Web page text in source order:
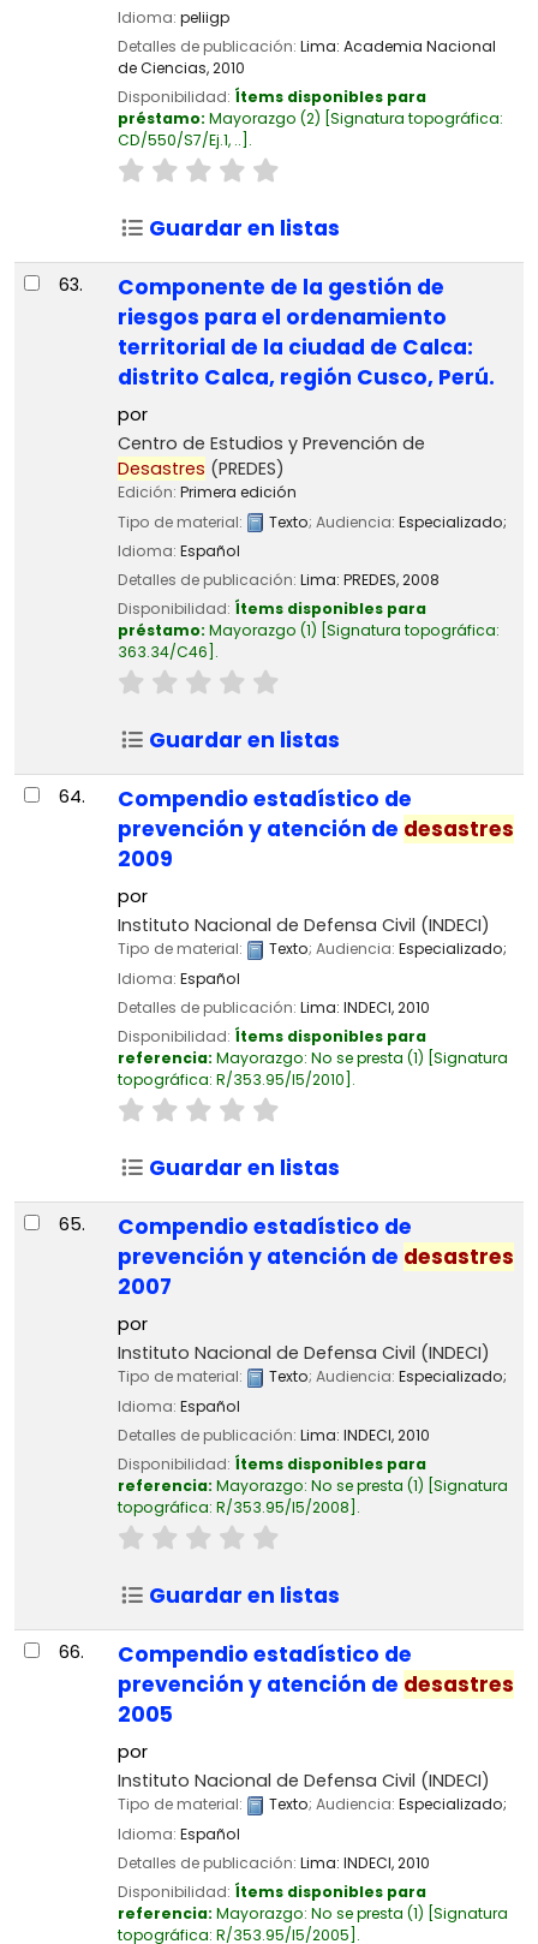
Idioma: peliigp
Detalles de publicación: Lima: Academia Nacional
de Ciencias,2010
Disponibilidad: Ítems disponibles para
préstamo: Mayorazgo (2) Signatura topográfica:
CD/550/S7/Ej.1, .. .
Guardar en listas
63.
Componente de la gestión de
riesgos para el ordenamiento
territorial de la ciudad de Calca:
distrito Calca, región Cusco, Perú.
por
Centro de Estudios y Prevención de
Desastres (PREDES)
Edición: Primera edición
Tipo de material:
Texto; Audiencia: Especializado;
Idioma: Español
Detalles de publicación: Lima: PREDES,2008
Disponibilidad: Ítems disponibles para
préstamo: Mayorazgo (1) Signatura topográfica:
363.34/C46 .
Guardar en listas
64.
Compendio estadístico de
prevención y atención de desastres
2009
por
Instituto Nacional de Defensa Civil (INDECI)
Tipo de material: Texto; Audiencia: Especializado;
Idioma: Español
Detalles de publicación: Lima: INDECI,2010
Disponibilidad: Ítems disponibles para
referencia: Mayorazgo: No se presta (1) Signatura
topográfica: R/353.95/I5/2010 .
Guardar en listas
65.
Compendio estadístico de
prevención y atención de desastres
2007
por
Instituto Nacional de Defensa Civil (INDECI)
Tipo de material: Texto; Audiencia: Especializado;
Idioma: Español
Detalles de publicación: Lima: INDECI,2010
Disponibilidad: Ítems disponibles para
referencia: Mayorazgo: No se presta (1) Signatura
topográfica: R/353.95/I5/2008 .
Guardar en listas
66.
Compendio estadístico de
prevención y atención de desastres
2005
por
Instituto Nacional de Defensa Civil (INDECI)
Tipo de material: Texto; Audiencia: Especializado;
Idioma: Español
Detalles de publicación: Lima: INDECI,2010
Disponibilidad: Ítems disponibles para
referencia: Mayorazgo: No se presta (1) Signatura
topográfica: R/353.95/I5/2005 .